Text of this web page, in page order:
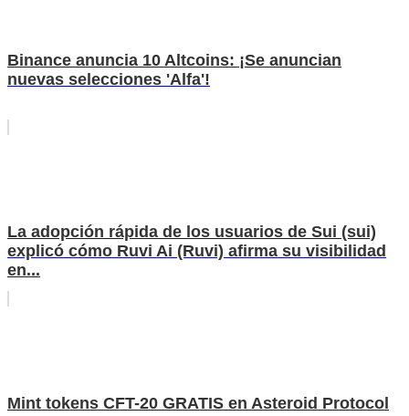
Binance anuncia 10 Altcoins: ¡Se anuncian
nuevas selecciones 'Alfa'!
La adopción rápida de los usuarios de Sui (sui)
explicó cómo Ruvi Ai (Ruvi) afirma su visibilidad
en...
Mint tokens CFT-20 GRATIS en Asteroid Protocol